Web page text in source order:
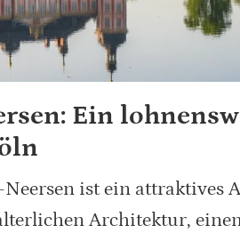
Ein
ist ein attraktives
Architektur,